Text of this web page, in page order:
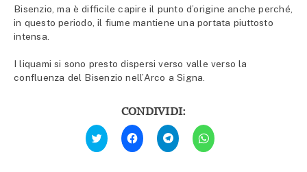
Bisenzio, ma è difficile capire il punto d’origine anche perché,
in questo periodo, il fiume mantiene una portata piuttosto
intensa.
I liquami si sono presto dispersi verso valle verso la
confluenza del Bisenzio nell’Arco a Signa.
CONDIVIDI:
Fai
clic
qui
Fai
clic
per
condividere
Fai
clic
per
condividere
Fai
clic
per